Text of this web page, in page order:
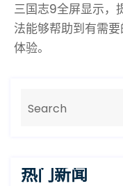
三国志9全屏显示，
法能够帮助到有需
体验。
热门新闻